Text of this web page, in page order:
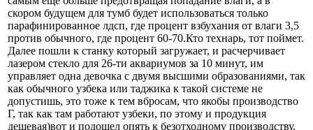
скором будущем для тумб будет использоваться только
парафинированное лдсп, где процент взбухания от влаги 3,5
против обычного, где процент 60-70.Кто технарь, тот поймет.
Далее пошли к станку который загружает, и расчерчивает
лазером стекло для 26-ти аквариумов за 10 минут, им
управляет одна девочка с двумя высшими образованиями, так
как обычного узбека или таджика к такой системе не
допустишь, это тоже к тем вбросам, что якобы производство
Г, так как там работают узбеки, по этому и продукция
дешевая)вот и подошел опять к безотходному производству,